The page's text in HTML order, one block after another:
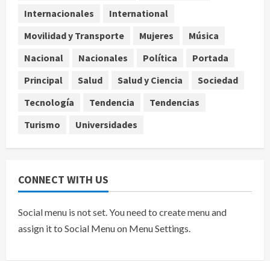
4 agosto 7, 2026
Internacional
EE.UU. amplía revisión de redes
y ciertos ciudadanos de México y
Internacionales
International
Movilidad y Transporte
Mujeres
Música
Nacional
Nacionales Política
Portada
Principal
Salud Salud y Ciencia
Sociedad
Tecnología
Tendencia
Tendencias
Turismo
Universidades
CONNECT WITH US
Social menu is not set. You need to create menu and
assign it to Social Menu on Menu Settings.